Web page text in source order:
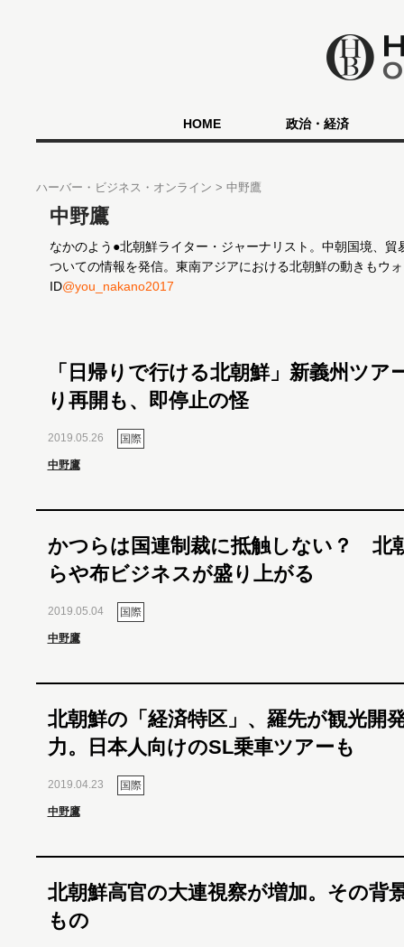
HOME 政治・経済
ハーバー・ビジネス・オンライン 中野鷹
中野鷹
なかのよう●北朝鮮ライター・ジャーナリスト。中朝国境、
ついての情報を発信。東南アジアにおける北朝鮮の動きもウ
ID@you_nakano2017
「日帰りで行ける北朝鮮」新義州ツア
り再開も、即停止の怪
2019.05.26 国際
中野鷹
かつらは国連制裁に抵触しない？ 北
らや布ビジネスが盛り上がる
2019.05.04 国際
中野鷹
北朝鮮の「経済特区」、羅先が観光開
力。日本人向けのSL乗車ツアーも
2019.04.23 国際
中野鷹
北朝鮮高官の大連視察が増加。その背
もの